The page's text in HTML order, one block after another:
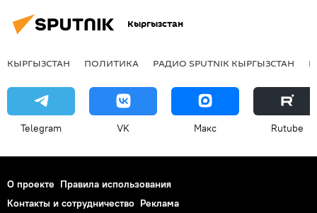
Кыргызстан
КЫРГЫЗСТАН ПОЛИТИКА РАДИО SPUTNIK КЫРГЫЗСТАН
Telegram VK Макс Rutube
О проекте Правила использования
Контакты и сотрудничество Реклама